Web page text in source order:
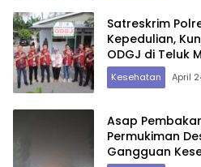
Satreskrim
Kepedulian,
ODGJ di Teluk
Kesehatan April
Asap
Permukiman
Gangguan